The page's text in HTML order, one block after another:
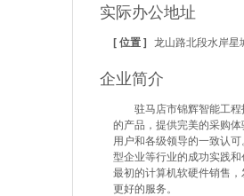
实际办公地址
[ 位置 ] 龙山路北段水岸星
企业简介
驻马店市锦辉智能工
的产品，提供完美的采购
用户和各级领导的一致认
型企业等行业的成功实践
最初的计算机软硬件销售
更好的服务。